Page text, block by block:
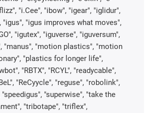
"i.Cee", "ibow", "igear", "iglidur",
"igus", "igus improves what moves",
"igutex", "iguverse", "iguversum",
"manus", "motion plastics", "motion
"plastics for longer life",
"RBTX", "RCYL", "readycable",
"ReCyycle", "reguse", "robolink",
"speedigus", "superwise", "take the
"tribotape", "triflex",